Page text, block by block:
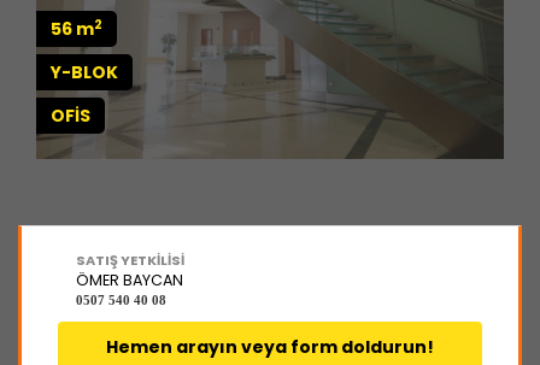
56 m2
Y-BLOK
OFİS
SATIŞ YETKİLİSİ
ÖMER BAYCAN
0507 540 40 08
Hemen arayın veya form doldurun!